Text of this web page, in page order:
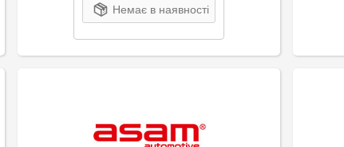
Немає в наявності